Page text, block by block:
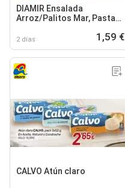
DIAMIR Ensalada
Arroz/Palitos Mar, Pasta
2 días 1,59 €
CALVO Atún claro